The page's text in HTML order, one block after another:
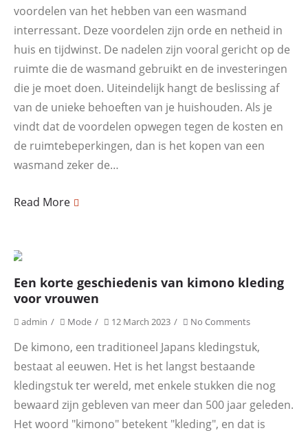
voordelen van het hebben van een wasmand
interressant. Deze voordelen zijn orde en netheid in
huis en tijdwinst. De nadelen zijn vooral gericht op de
ruimte die de wasmand gebruikt en de investeringen
die je moet doen. Uiteindelijk hangt de beslissing af
van de unieke behoeften van je huishouden. Als je
vindt dat de voordelen opwegen tegen de kosten en
de ruimtebeperkingen, dan is het kopen van een
wasmand zeker de…
Read More
Een korte geschiedenis van kimono kleding
voor vrouwen
admin Mode 12 March 2023 No Comments
De kimono, een traditioneel Japans kledingstuk,
bestaat al eeuwen. Het is het langst bestaande
kledingstuk ter wereld, met enkele stukken die nog
bewaard zijn gebleven van meer dan 500 jaar geleden.
Het woord "kimono" betekent "kleding", en dat is